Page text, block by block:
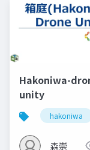
Hakoniwa-
unity
hakoniwa
森崇